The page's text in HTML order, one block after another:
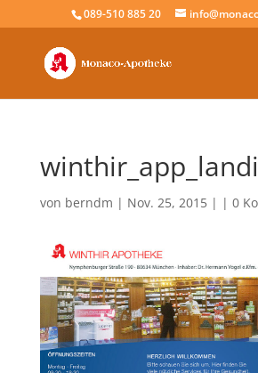
089-510 885 20
von berndm | Nov. 25, 2015 | | 0